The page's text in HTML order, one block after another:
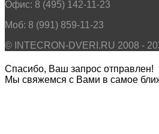
Офис: 8 (495) 142-11-23
Моб: 8 (991) 859-11-23
© INTECRON-DVERI.RU 2008 -
Спасибо, Ваш запрос отправлен!
Мы свяжемся с Вами в самое